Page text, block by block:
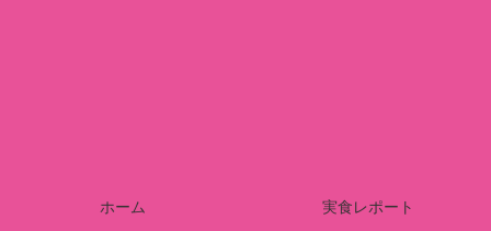
ホーム 実食レポート